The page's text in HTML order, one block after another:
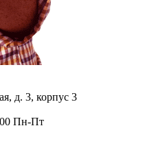
д. 3, корпус 3
Пн-Пт